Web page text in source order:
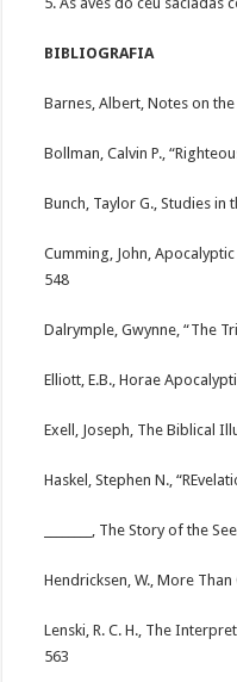
BIBLIOGRAFIA
Barnes, Albert, Notes on
Bollman, Calvin P.,
Bunch, Taylor G., Studies in
Cumming, John,
548
Dalrymple, Gwynne, “The
Elliott, E.B., Horae
Exell, Joseph, The Biblical
Haskel, Stephen N.,
________, The Story of the
Hendricksen, W., More
Lenski, R. C. H., The
563